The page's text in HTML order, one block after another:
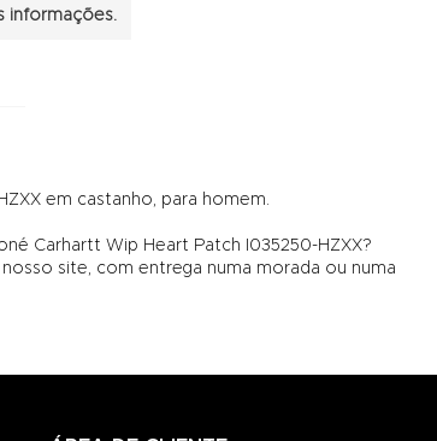
informações.
em castanho, para homem.
Carhartt Wip Heart Patch I035250-HZXX?
site, com entrega numa morada ou numa